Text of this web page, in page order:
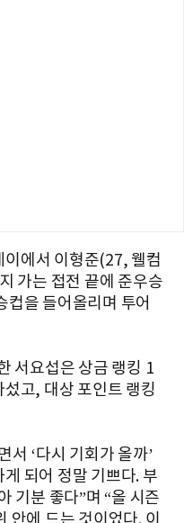
이에서 이형준(27, 웰컴
가는 접전 끝에 준우승
컵을 들어올리며 투어
서요섭은 상금 랭킹 1
고, 대상 포인트 랭킹
서 ‘다시 기회가 올까’
게 되어 정말 기쁘다. 부
기분 좋다”며 “올 시즌